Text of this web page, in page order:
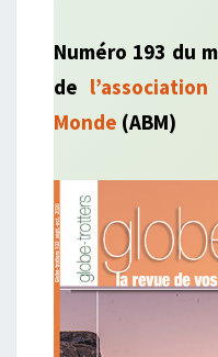
Numéro 193 du
de
Monde (ABM)